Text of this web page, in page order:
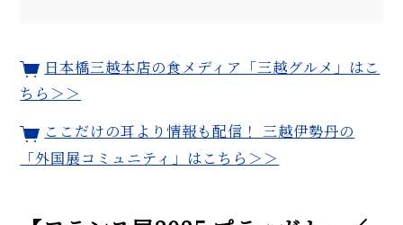
日本橋三越本店の食メディア「三越グルメ」はこ
ちら＞＞
ここだけの耳より情報も配信！ 三越伊勢丹の
「外国展コミュニティ」はこちら＞＞